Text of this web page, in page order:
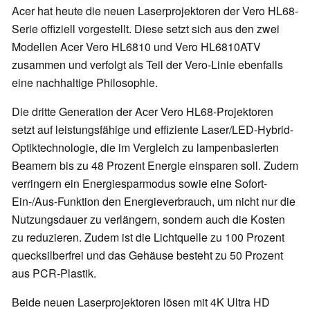
Acer hat heute die neuen Laserprojektoren der Vero HL68-
Serie offiziell vorgestellt. Diese setzt sich aus den zwei
Modellen Acer Vero HL6810 und Vero HL6810ATV
zusammen und verfolgt als Teil der Vero-Linie ebenfalls
eine nachhaltige Philosophie.
Die dritte Generation der Acer Vero HL68-Projektoren
setzt auf leistungsfähige und effiziente Laser/LED-Hybrid-
Optiktechnologie, die im Vergleich zu lampenbasierten
Beamern bis zu 48 Prozent Energie einsparen soll. Zudem
verringern ein Energiesparmodus sowie eine Sofort-
Ein-/Aus-Funktion den Energieverbrauch, um nicht nur die
Nutzungsdauer zu verlängern, sondern auch die Kosten
zu reduzieren. Zudem ist die Lichtquelle zu 100 Prozent
quecksilberfrei und das Gehäuse besteht zu 50 Prozent
aus PCR-Plastik.
Beide neuen Laserprojektoren lösen mit 4K Ultra HD